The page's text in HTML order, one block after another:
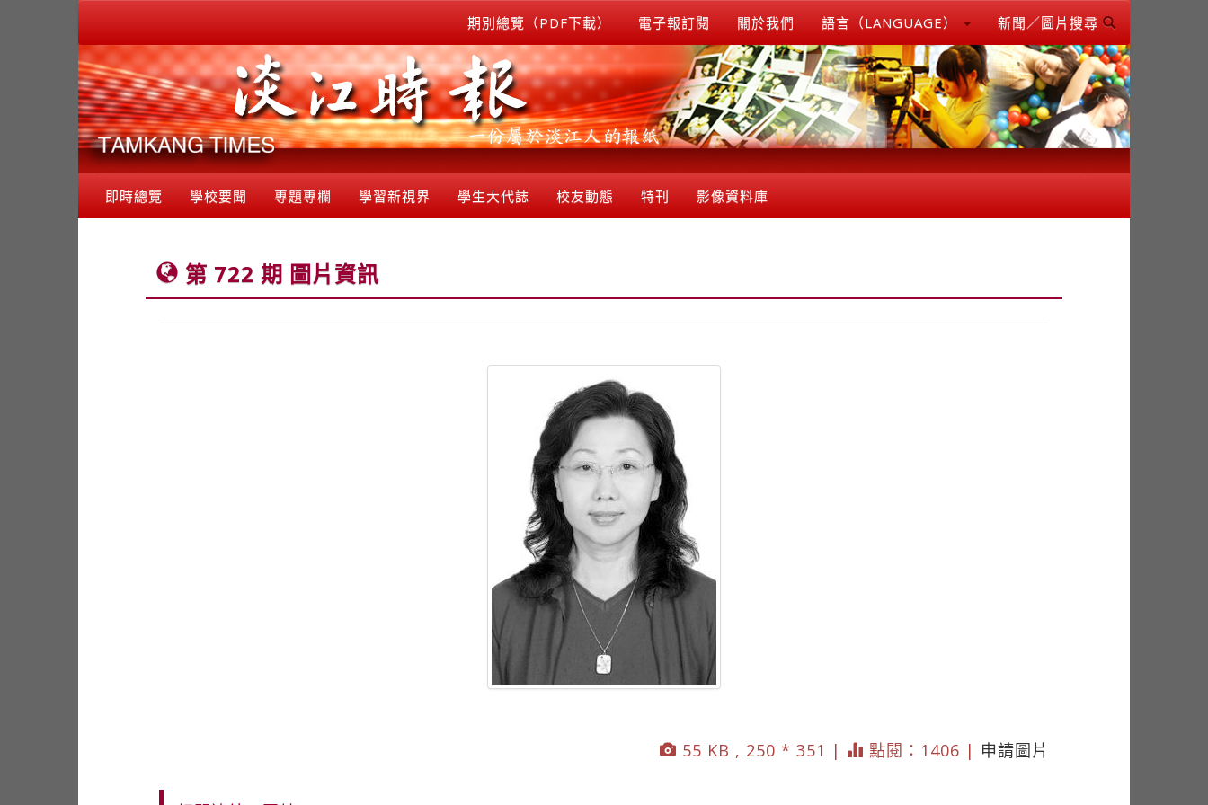
期別總覽（PDF下載） 電子報訂閱 關於我們 語言（LANGUAGE） 新聞／圖片搜尋
即時總覽 學校要聞 專題專欄 學習新視界 學生大代誌 校友動態 特刊 影像資料庫
第 722 期 圖片資訊
55 KB , 250 * 351 | 點閱：1406 | 申請圖片